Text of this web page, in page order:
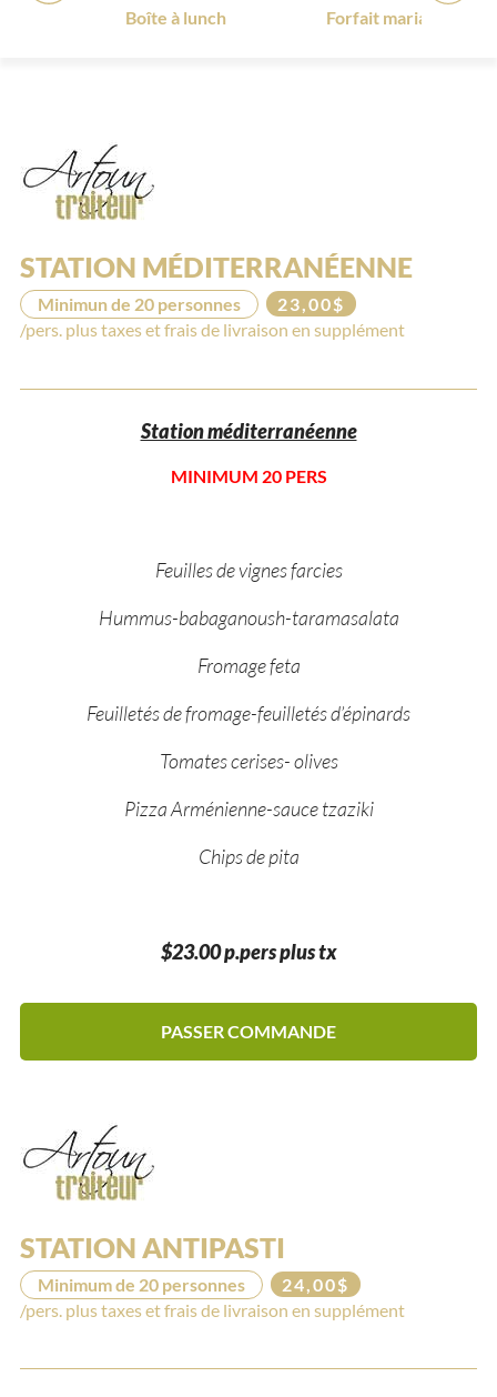
Boîte à lunch Forfait mariage 2026
STATION MÉDITERRANÉENNE
Minimun de 20 personnes
23,00$
/pers. plus taxes et frais de livraison en supplément
Station méditerranéenne
MINIMUM 20 PERS
Feuilles de vignes farcies
Hummus-babaganoush-taramasalata
Fromage feta
Feuilletés de fromage-feuilletés d’épinards
Tomates cerises- olives
Pizza Arménienne-sauce tzaziki
Chips de pita
$23.00 p.pers plus tx
PASSER COMMANDE
STATION ANTIPASTI
Minimum de 20 personnes
24,00$
/pers. plus taxes et frais de livraison en supplément